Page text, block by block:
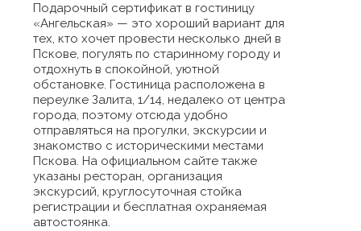
Подарочный сертификат в гостиницу
«Ангельская» — это хороший вариант для
тех, кто хочет провести несколько дней в
Пскове, погулять по старинному городу и
отдохнуть в спокойной, уютной
обстановке. Гостиница расположена в
переулке Залита, 1/14, недалеко от центра
города, поэтому отсюда удобно
отправляться на прогулки, экскурсии и
знакомство с историческими местами
Пскова. На официальном сайте также
указаны ресторан, организация
экскурсий, круглосуточная стойка
регистрации и бесплатная охраняемая
автостоянка.